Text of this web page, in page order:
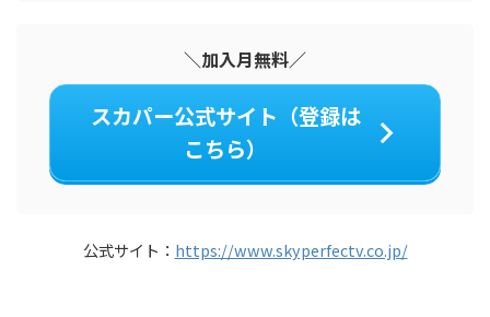
＼加入月無料／
スカパー公式サイト（登録は
こちら）
公式サイト： https://www.skyperfectv.co.jp/